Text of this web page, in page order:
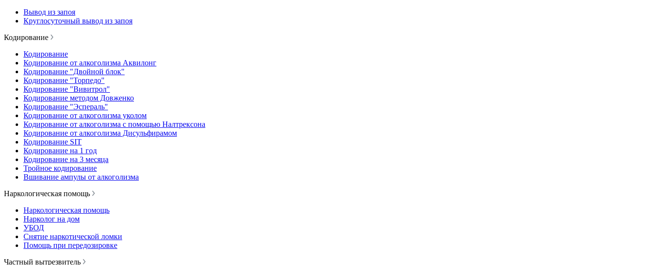
Вывод из запоя
Круглосуточный вывод из запоя
Кодирование
Кодирование
Кодирование от алкоголизма Аквилонг
Кодирование "Двойной блок"
Кодирование "Торпедо"
Кодирование "Вивитрол"
Кодирование методом Довженко
Кодирование "Эспераль"
Кодирование от алкоголизма уколом
Кодирование от алкоголизма с помощью Налтрексона
Кодирование от алкоголизма Дисульфирамом
Кодирование SIT
Кодирование на 1 год
Кодирование на 3 месяца
Тройное кодирование
Вшивание ампулы от алкоголизма
Наркологическая помощь
Наркологическая помощь
Нарколог на дом
УБОД
Снятие наркотической ломки
Помощь при передозировке
Частный вытрезвитель